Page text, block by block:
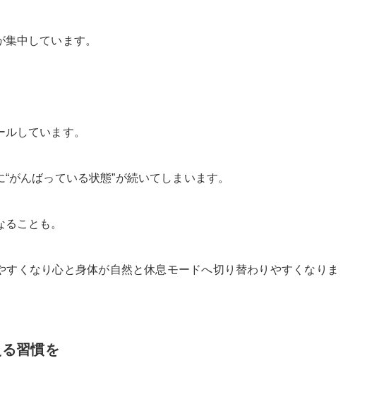
中しています。
しています。
んばっている状態”が続いてしまいます。
ことも。
くなり心と身体が自然と休息モードへ切り替わりやすくなりま
習慣を